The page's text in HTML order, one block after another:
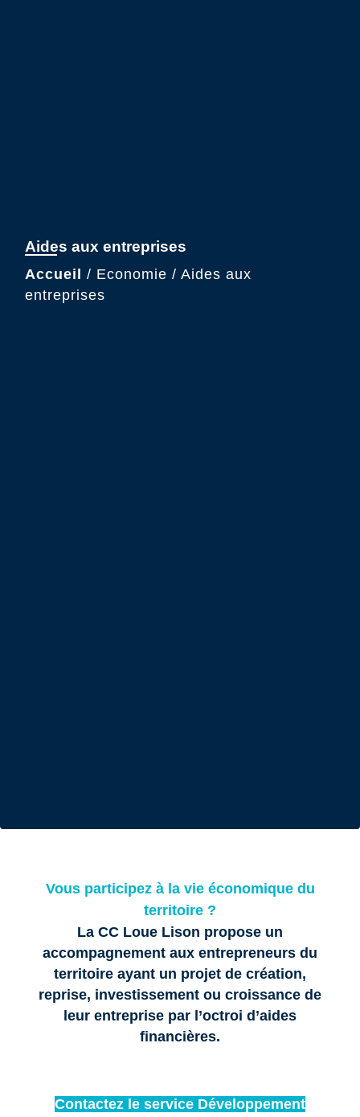
Aides aux entreprises
Accueil / Economie / Aides aux
entreprises
Vous participez à la vie économique du
territoire ?
La CC Loue Lison propose un
accompagnement aux entrepreneurs du
territoire ayant un projet de création,
reprise, investissement ou croissance de
leur entreprise par l’octroi d’aides
financières.
Contactez le service Développement